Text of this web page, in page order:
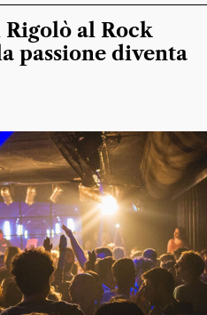
al Rock
passione diventa